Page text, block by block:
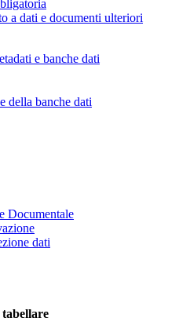
a dati e documenti ulteriori
e banche dati
della banche dati
Documentale
dati